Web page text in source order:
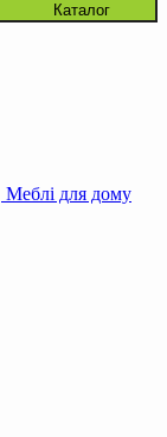
Каталог
Меблі для дому